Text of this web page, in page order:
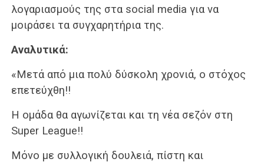
λογαριασμούς της στα social media για να
μοιράσει τα συγχαρητήρια της.
Αναλυτικά:
«Μετά από μια πολύ δύσκολη χρονιά, ο στόχος
επετεύχθη!!
Η ομάδα θα αγωνίζεται και τη νέα σεζόν στη
Super League!!
Μόνο με συλλογική δουλειά, πίστη και